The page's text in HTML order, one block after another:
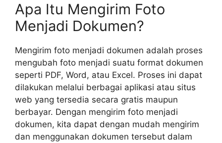
Apa Itu Mengirim Foto
Menjadi Dokumen?
Mengirim foto menjadi dokumen adalah proses
mengubah foto menjadi suatu format dokumen
seperti PDF, Word, atau Excel. Proses ini dapat
dilakukan melalui berbagai aplikasi atau situs
web yang tersedia secara gratis maupun
berbayar. Dengan mengirim foto menjadi
dokumen, kita dapat dengan mudah mengirim
dan menggunakan dokumen tersebut dalam